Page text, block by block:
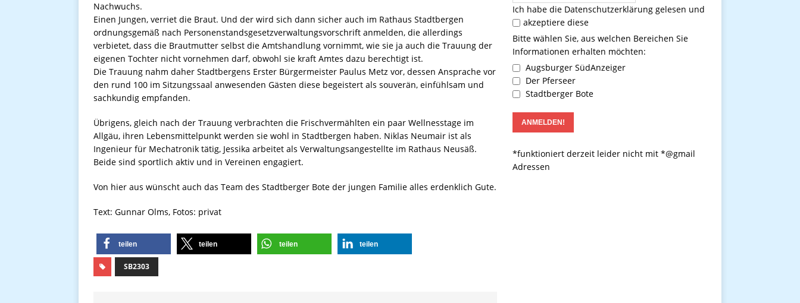
Nachwuchs.
Einen Jungen, verriet die Braut. Und der wird sich dann sicher auch im Rathaus Stadtbergen
ordnungsgemäß nach Personenstandsgesetzverwaltungsvorschrift anmelden, die allerdings
verbietet, dass die Brautmutter selbst die Amtshandlung vornimmt, wie sie ja auch die Trauung der
eigenen Tochter nicht vornehmen darf, obwohl sie kraft Amtes dazu berechtigt ist.
Die Trauung nahm daher Stadtbergens Erster Bürgermeister Paulus Metz vor, dessen Ansprache vor
den rund 100 im Sitzungssaal anwesenden Gästen diese begeistert als souverän, einfühlsam und
sachkundig empfanden.
Übrigens, gleich nach der Trauung verbrachten die Frischvermählten ein paar Wellnesstage im
Allgäu, ihren Lebensmittelpunkt werden sie wohl in Stadtbergen haben. Niklas Neumair ist als
Ingenieur für Mechatronik tätig, Jessika arbeitet als Verwaltungsangestellte im Rathaus Neusäß.
Beide sind sportlich aktiv und in Vereinen engagiert.
Von hier aus wünscht auch das Team des Stadtberger Bote der jungen Familie alles erdenklich Gute.
Text: Gunnar Olms, Fotos: privat
teilen teilen teilen teilen
SB2303
Ich habe die Datenschutzerklärunggelesen und
akzeptiere diese
Bitte wählen Sie, aus welchen Bereichen Sie
Informationen erhalten möchten:
Augsburger SüdAnzeiger
Der Pferseer
Stadtberger Bote
*funktioniert derzeit leider nicht mit *@gmail
Adressen